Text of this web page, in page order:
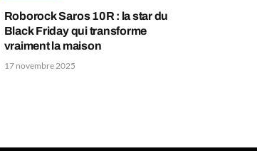
Roborock Saros 10R : la star du
Black Friday qui transforme
vraiment la maison
17 novembre 2025